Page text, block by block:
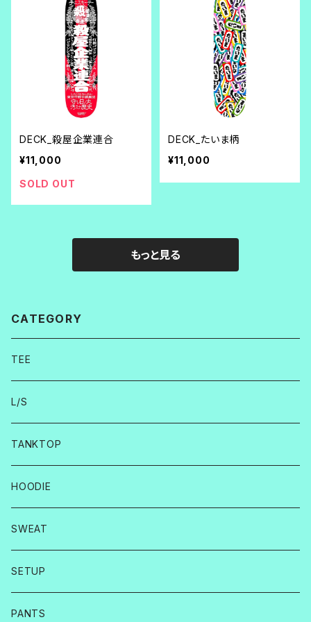
DECK_殺屋企業連合
¥11,000
SOLD OUT
DECK_たいま柄
¥11,000
もっと見る
CATEGORY
TEE
L/S
TANKTOP
HOODIE
SWEAT
SETUP
PANTS